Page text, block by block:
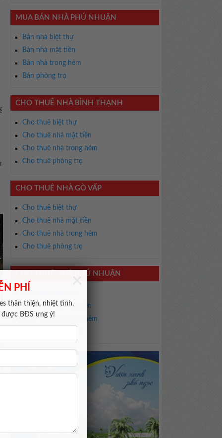
PHÍ
thân thiện, nhiệt tình,
được BĐS ưng ý!
MUA BÁN NHÀ PHÚ NHUẬN
Bán nhà biệt thự
Bán nhà mặt tiền
Bán nhà trong hẻm
Bán phòng trọ
CHO THUÊ NHÀ BÌNH THẠNH
Cho thuê biệt thự
Cho thuê nhà mặt tiền
Cho thuê nhà trong hẻm
Cho thuê phòng trọ
CHO THUÊ NHÀ GÒ VẤP
Cho thuê biệt thự
Cho thuê nhà mặt tiền
Cho thuê nhà trong hẻm
Cho thuê phòng trọ
CHO THUÊ NHÀ PHÚ NHUẬN
Cho thuê nhà mặt tiền
Cho thuê nhà trong hẻm